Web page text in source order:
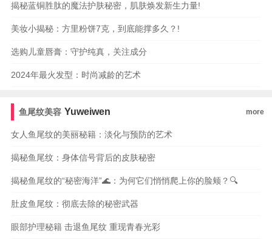
揭秘蓝铜胜肽的魔法护肤秘密，肌肤焕发新生力量!
美妆小揭秘：方里粉饼7克，到底能撑多久？!
选购儿童唇膏：守护纯真，关注成分
2024年最火发型：时尚减龄的艺术
鱼尾纹美容 Yuweiwen more
女人鱼尾纹的美丽秘籍：淡化与预防的艺术
揭秘鱼尾纹：身体信号背后的皮肤秘密
揭秘鱼尾纹的“秘密海洋”🌊：为何它们悄悄爬上你的脸颊？🔍
肚皮鱼尾纹：彻底去除的秘密武器
眼部护理秘籍 击退鱼尾纹 重现青春光彩